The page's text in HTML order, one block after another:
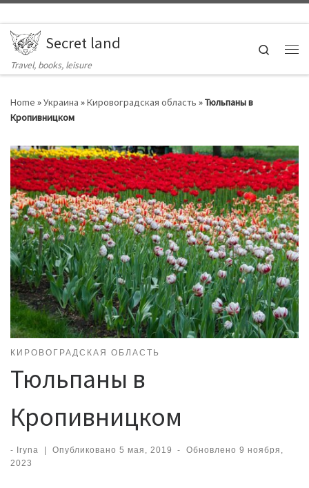
Secret land
Travel, books, leisure
Search
Home »Украина »Кировоградская область »Тюльпаны в
Кропивницком
КИРОВОГРАДСКАЯ ОБЛАСТЬ
Тюльпаны в
Кропивницком
- Iryna Опубликовано 5 мая, 2019 - Обновлено9 ноября,
2023